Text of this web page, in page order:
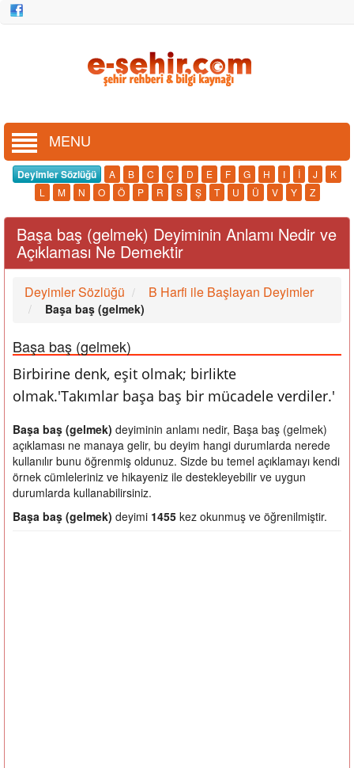
MENU
Deyimler Sözlüğü A B C Ç D E F G H I İ J
K
L
M N O Ö P R S Ş T U Ü V Y Z
Başa baş (gelmek) Deyiminin Anlamı Nedir ve
Açıklaması Ne Demektir
Deyimler Sözlüğü B Harfi ile Başlayan Deyimler
Başa baş (gelmek)
Başa baş (gelmek)
Birbirine denk, eşit olmak; birlikte
olmak.'Takımlar başa baş bir mücadele verdiler.'
Başa baş (gelmek) deyiminin anlamı nedir, Başa baş (gelmek)
açıklaması ne manaya gelir, bu deyim hangi durumlarda nerede
kullanılır bunu öğrenmiş oldunuz. Sizde bu temel açıklamayı kendi
örnek cümleleriniz ve hikayeniz ile destekleyebilir ve uygun
durumlarda kullanabilirsiniz.
Başa baş (gelmek) deyimi 1455 kez okunmuş ve öğrenilmiştir.